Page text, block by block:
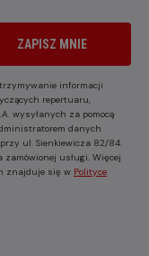
ZAPISZ MNIE
informacji
repertuaru,
wysyłanych za pomocą
danych
ul. Sienkiewicza 82/84.
usługi. Więcej
znajduje się w Polityce